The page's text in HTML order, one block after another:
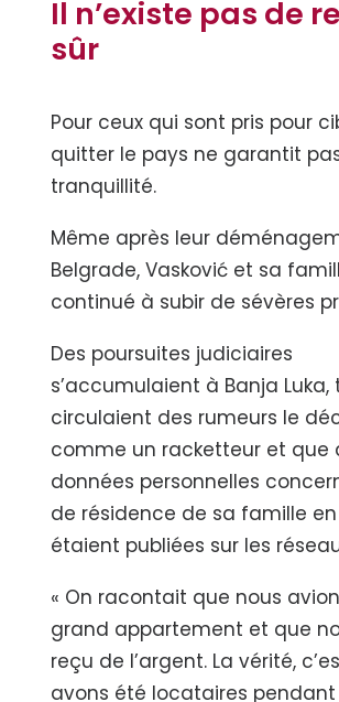
Il n’existe pas de
sûr
Pour ceux qui sont pris pour
quitter le pays ne garantit
tranquillité.
Même après leur
Belgrade, Vasković et sa
continué à subir de sévères
Des poursuites judiciaires
s’accumulaient à Banja
circulaient des rumeurs le
comme un racketteur et que
données personnelles
de résidence de sa famille en
étaient publiées sur les
« On racontait que nous
grand appartement et que
reçu de l’argent. La vérité,
avons été locataires